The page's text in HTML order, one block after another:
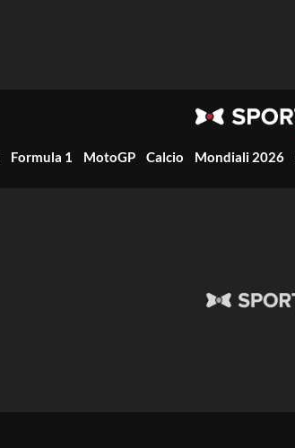
Formula 1 MotoGP Calcio Mondiali 2026